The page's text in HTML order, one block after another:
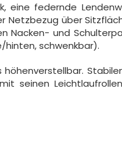
eine federnde
über
Nacken- und
hinten, schwenkbar).
seinen